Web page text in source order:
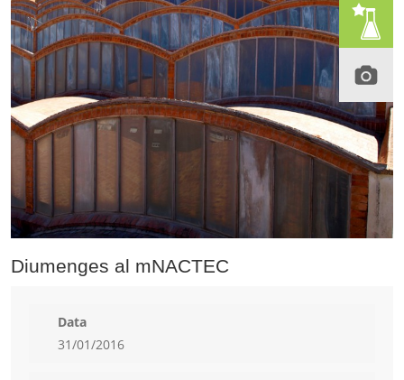
Diumenges al mNACTEC
Data
31/01/2016